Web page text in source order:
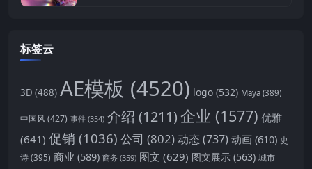
标签云
3D (488) AE模板 (4520) logo (532) Maya (389)
中国风(427) 事件 (354) 介绍 (1211)企业 (1577) 优雅
(641) 促销 (1036) 公司 (802)动态 (737) 动画 (610) 史
诗 (395) 商业 (589) 商务 (359) 图文 (629) 图文展示 (563) 城市